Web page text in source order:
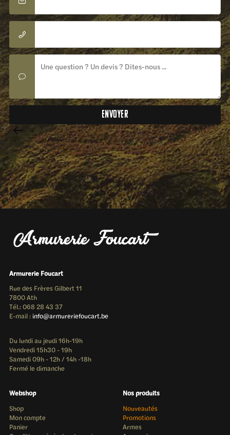
Armurerie Foucart
Rue des Frères Gilbert 11
7800 Ath
Tél.: 068 28 43 37
E-mail : info@armureriefoucart.be
Du lundi au jeudi 16h-19h
Vendredi 15h30 - 19h
Samedi 09h - 12h / 14h -18h
Fermé le dimanche
Webshop
Shop
Mon compte
Panier
Nos produits
Nouveautés
Promotions
Armes